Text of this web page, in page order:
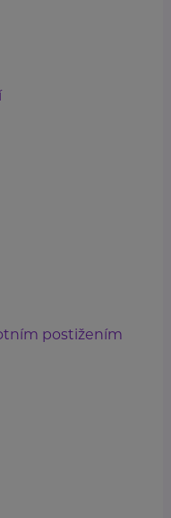
postižením